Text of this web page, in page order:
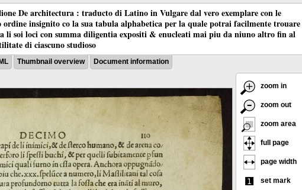
De architectura : traducto di Latino in Vulgare dal vero exemplare con le
insignito co la sua tabula alphabetica per la quale potrai facilmente trouare
li soi loci con summa diligentia expositi & enucleati mai piu da niuno altro fin al
di ciascuno studioso
Thumbnail overview Document information
zoom in
zoom out
zoom area
full page
page width
set mark